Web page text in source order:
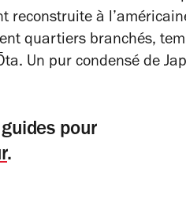
reconstruite à
quartiers branchés,
Un pur condensé de
pour
.